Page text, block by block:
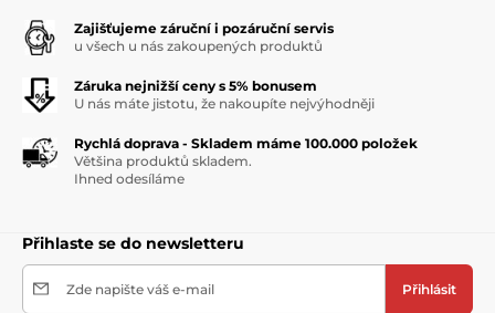
Zajišťujeme záruční i pozáruční servis
u všech u nás zakoupených produktů
Záruka nejnižší ceny s 5% bonusem
U nás máte jistotu, že nakoupíte nejvýhodněji
Rychlá doprava - Skladem máme 100.000 položek
Většina produktů skladem.
Ihned odesíláme
Přihlaste se do newsletteru
Zde napište váš e-mail Přihlásit